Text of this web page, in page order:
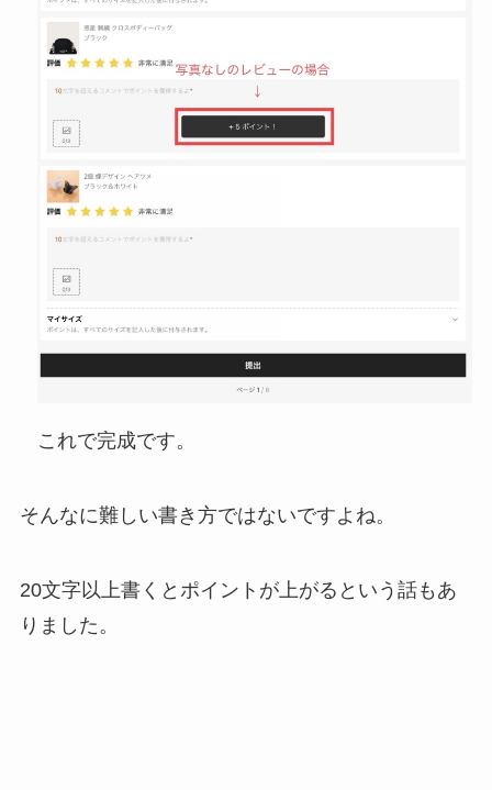
これで完成です。
そんなに難しい書き方ではないですよね。
20文字以上書くとポイントが上がるという話もあ
りました。